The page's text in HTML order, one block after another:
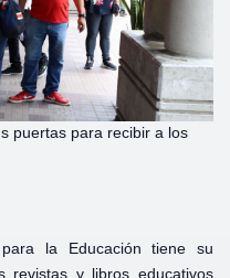
puertas para recibir a los
la Educación tiene su
revistas y libros educativos